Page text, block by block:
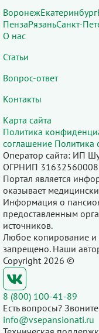
ВоронежЕкатеринбург
ПензаРязаньСанкт-
О нас
Статьи
Вопрос-ответ
Контакты
Карта сайта
Политика
соглашение Политика
Оператор сайта: ИП
ОГРНИП
Портал является
оказывает
Информация о
предоставленным
источников.
Любое копирование и
запрещено. Наши
Copyright 2026 ©
8 (800) 100-41-89
Есть вопросы?
info@vsepansionati.ru